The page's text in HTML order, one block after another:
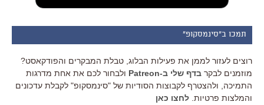
תמכו ב"סינמסקופ"
רוצים לעזור לממן את פעילות הבלוג, טבלת המבקרים והפודקאסט?
מוזמנים לבקר בדף שלי ב-Patreon
ולבחור לכם את אחת מדרגות
התמיכה, ולהצטרף לקבוצות הסודיות של "סינמסקופ" לקבלת עדכונים
והמלצות פרטיות. לחצו כאן